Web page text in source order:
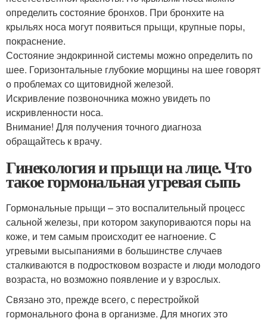
определить состояние бронхов. При бронхите на
крыльях носа могут появиться прыщи, крупные поры,
покраснение.
Состояние эндокринной системы можно определить по
шее. Горизонтальные глубокие морщины на шее говорят
о проблемах со щитовидной железой.
Искривление позвоночника можно увидеть по
искривленности носа.
Внимание! Для получения точного диагноза
обращайтесь к врачу.
Гинекология и прыщи на лице. Что
такое гормональная угревая сыпь
Гормональные прыщи – это воспалительный процесс
сальной железы, при котором закупориваются поры на
коже, и тем самым происходит ее нагноение. С
угревыми высыпаниями в большинстве случаев
сталкиваются в подростковом возрасте и люди молодого
возраста, но возможно появление и у взрослых.
Связано это, прежде всего, с перестройкой
гормонального фона в организме. Для многих это